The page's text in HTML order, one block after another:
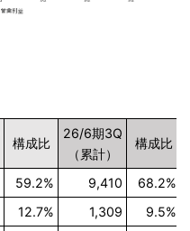
構成比
26/6期3Q
（累計）
構成比
59.2% 9,410
68.2%
12.7% 1,309
9.5%